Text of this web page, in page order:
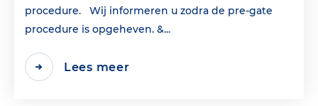
procedure. Wij informeren u zodra de pre-gate
procedure is opgeheven. &...
Lees meer